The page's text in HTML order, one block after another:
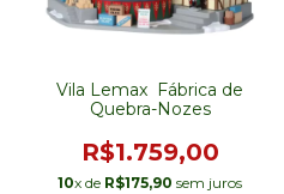
Vila Lemax Fábrica de
Quebra-Nozes
R$1.759,00
10x de R$175,90 sem juros